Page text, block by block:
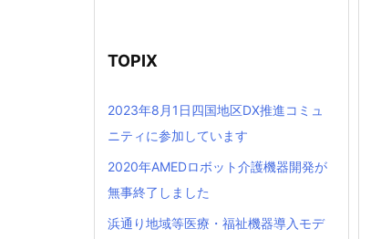
TOPIX
2023年8月1日四国地区DX推進コミュ
ニティに参加しています
2020年AMEDロボット介護機器開発が
無事終了しました
浜通り地域等医療・福祉機器導入モデ